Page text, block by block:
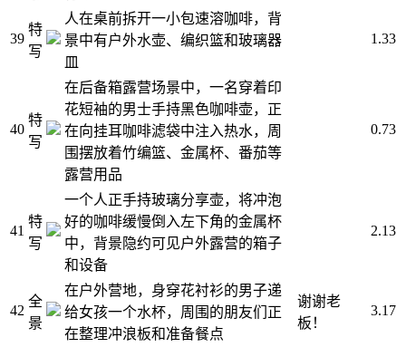
39
特
写
人在桌前拆开一小包速溶咖啡，背
景中有户外水壶、编织篮和玻璃器
皿
1.33
40
特
写
在后备箱露营场景中，一名穿着印
花短袖的男士手持黑色咖啡壶，正
在向挂耳咖啡滤袋中注入热水，周
围摆放着竹编篮、金属杯、番茄等
露营用品
0.73
41
特
写
一个人正手持玻璃分享壶，将冲泡
好的咖啡缓慢倒入左下角的金属杯
中，背景隐约可见户外露营的箱子
和设备
2.13
42
全
景
在户外营地，身穿花衬衫的男子递
给女孩一个水杯，周围的朋友们正
在整理冲浪板和准备餐点
谢谢老
板！
3.17